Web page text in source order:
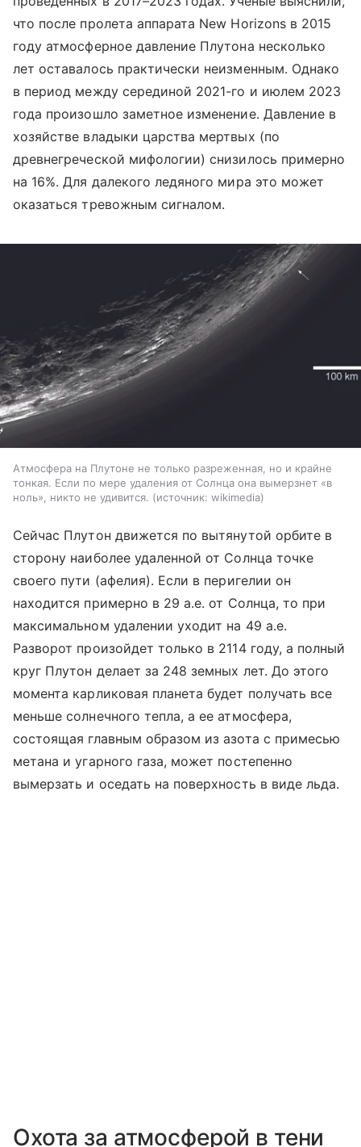
что после пролета аппарата New Horizons в 2015
году атмосферное давление Плутона несколько
лет оставалось практически неизменным. Однако
в период между серединой 2021-го и июлем 2023
года произошло заметное изменение. Давление в
хозяйстве владыки царства мертвых (по
древнегреческой мифологии) снизилось примерно
на 16%. Для далекого ледяного мира это может
оказаться тревожным сигналом.
Атмосфера на Плутоне не только разреженная, но и крайне
тонкая. Если по мере удаления от Солнца она вымерзнет «в
ноль», никто не удивится.
источник: wikimedia
Сейчас Плутон движется по вытянутой орбите в
сторону наиболее удаленной от Солнца точке
своего пути (афелия). Если в перигелии он
находится примерно в 29 а.е. от Солнца, то при
максимальном удалении уходит на 49 а.е.
Разворот произойдет только в 2114 году, а полный
круг Плутон делает за 248 земных лет. До этого
момента карликовая планета будет получать все
меньше солнечного тепла, а ее атмосфера,
состоящая главным образом из азота с примесью
метана и угарного газа, может постепенно
вымерзать и оседать на поверхность в виде льда.
Охота за атмосферой в тени